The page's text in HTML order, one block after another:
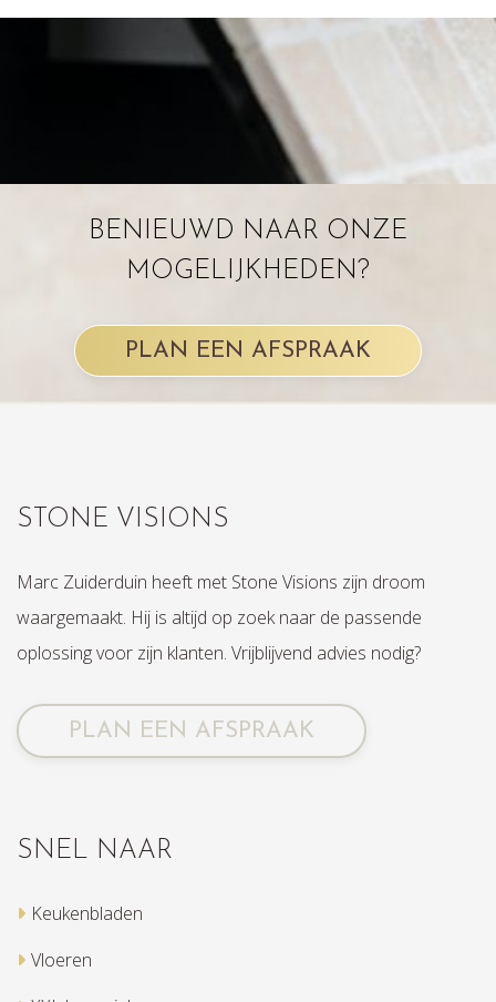
BENIEUWD NAAR ONZE
MOGELIJKHEDEN?
PLAN EEN AFSPRAAK
STONE VISIONS
Marc Zuiderduin heeft met Stone Visions zijn droom
waargemaakt. Hij is altijd op zoek naar de passende
oplossing voor zijn klanten. Vrijblijvend advies nodig?
PLAN EEN AFSPRAAK
SNEL NAAR
Keukenbladen
Vloeren